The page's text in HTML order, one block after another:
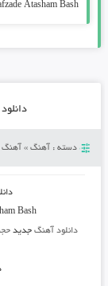
Atasham Bash
دسته : آهنگ» آهنگ
Bash
دانلود آهنگ جدید